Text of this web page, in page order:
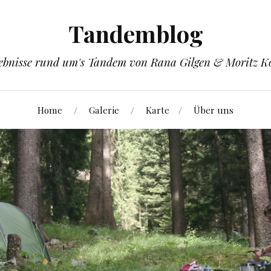
Tandemblog
rund um's Tandem von Rana Gilgen & Moritz
Home Galerie Karte Über uns